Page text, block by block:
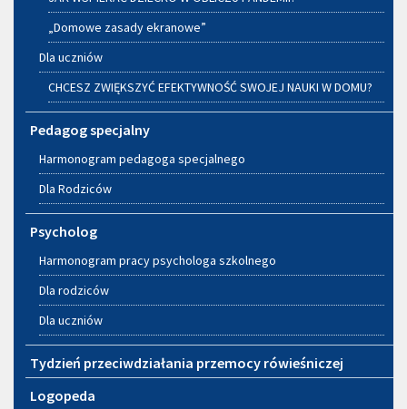
„Domowe zasady ekranowe”
Dla uczniów
CHCESZ ZWIĘKSZYĆ EFEKTYWNOŚĆ SWOJEJ NAUKI W DOMU?
Pedagog specjalny
Harmonogram pedagoga specjalnego
Dla Rodziców
Psycholog
Harmonogram pracy psychologa szkolnego
Dla rodziców
Dla uczniów
Tydzień przeciwdziałania przemocy rówieśniczej
Logopeda